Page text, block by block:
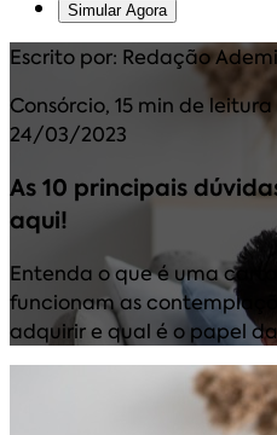
Simular Agora
Escrito por: Redação
Consórcio, 15 min de leitura
24/03/2023
As 10 principais
aqui!
Entenda o que é uma
funcionam as
adquirir e qual é o papel